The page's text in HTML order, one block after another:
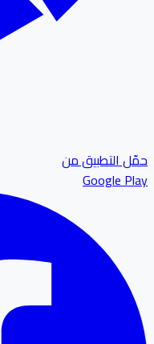
حمّل التطبيق من
Google Play